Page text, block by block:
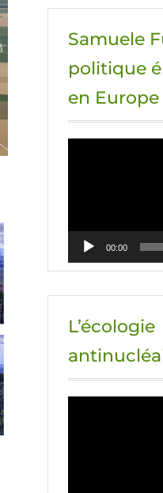
Samuele
politique
en Europe
00:00
L’écologie